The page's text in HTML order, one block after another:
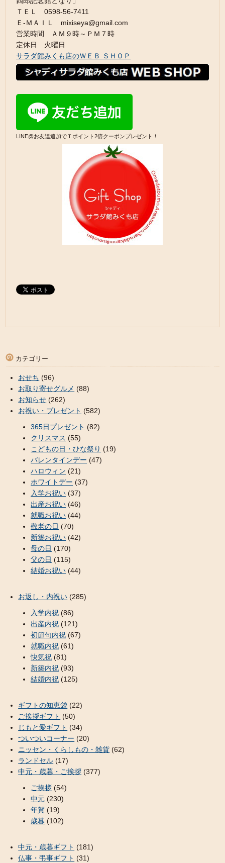
ＴＥＬ 0598-56-7411
Ｅ-ＭＡＩＬ mixiseya@gmail.com
営業時間 ＡＭ９時～ＰＭ７時
定休日 火曜日
サラダ館みくも店のＷＥＢ ＳＨＯＰ
LINE@お友達追加でＴポイント2倍クーポンプレゼント！
カテゴリー
おせち (96)
お取り寄せグルメ (88)
お知らせ (262)
お祝い・プレゼント (582)
365日プレゼント (82)
クリスマス (55)
こどもの日・ひな祭り (19)
バレンタインデー (47)
ハロウィン (21)
ホワイトデー (37)
入学お祝い (37)
出産お祝い (46)
就職お祝い (44)
敬老の日 (70)
新築お祝い (42)
母の日 (170)
父の日 (115)
結婚お祝い (44)
お返し・内祝い (285)
入学内祝 (86)
出産内祝 (121)
初節句内祝 (67)
就職内祝 (61)
快気祝 (81)
新築内祝 (93)
結婚内祝 (125)
ギフトの知恵袋 (22)
ご挨拶ギフト (50)
じもと愛ギフト (34)
ついついコーナー (20)
ニッセン・くらしもの・雑貨 (62)
ランドセル (17)
中元・歳暮・ご挨拶 (377)
ご挨拶 (54)
中元 (230)
年賀 (19)
歳暮 (102)
中元・歳暮ギフト (181)
仏事・弔事ギフト (31)